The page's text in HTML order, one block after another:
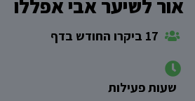
אור לשיער אבי אפללו
שעות פעילות